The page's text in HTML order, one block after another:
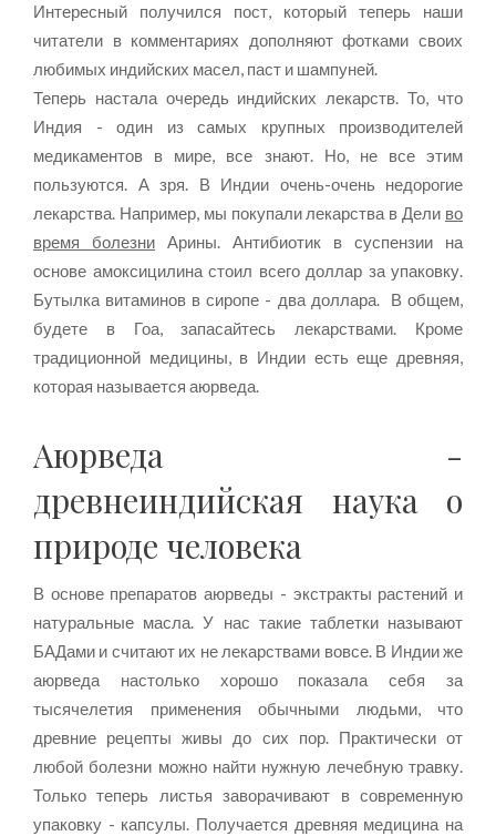
Интересный получился пост, который теперь наши
читатели в комментариях дополняют фотками своих
любимых индийских масел, паст и шампуней.
Теперь настала очередь индийских лекарств. То, что
Индия - один из самых крупных производителей
медикаментов в мире, все знают. Но, не все этим
пользуются. А зря. В Индии очень-очень недорогие
лекарства. Например, мы покупали лекарства в Дели во
время болезни Арины. Антибиотик в суспензии на
основе амоксицилина стоил всего доллар за упаковку.
Бутылка витаминов в сиропе - два доллара. В общем,
будете в Гоа, запасайтесь лекарствами. Кроме
традиционной медицины, в Индии есть еще древняя,
которая называется аюрведа.
Аюрведа -
древнеиндийская наука о
природе человека
В основе препаратов аюрведы - экстракты растений и
натуральные масла. У нас такие таблетки называют
БАДами и считают их не лекарствами вовсе. В Индии же
аюрведа настолько хорошо показала себя за
тысячелетия применения обычными людьми, что
древние рецепты живы до сих пор. Практически от
любой болезни можно найти нужную лечебную травку.
Только теперь листья заворачивают в современную
упаковку - капсулы. Получается древняя медицина на